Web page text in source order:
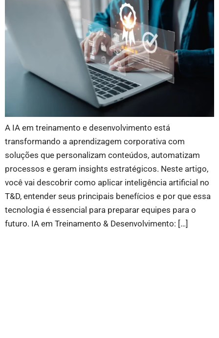
A IA em treinamento e desenvolvimento está
transformando a aprendizagem corporativa com
soluções que personalizam conteúdos, automatizam
processos e geram insights estratégicos. Neste artigo,
você vai descobrir como aplicar inteligência artificial no
T&D, entender seus principais benefícios e por que essa
tecnologia é essencial para preparar equipes para o
futuro. IA em Treinamento & Desenvolvimento: […]